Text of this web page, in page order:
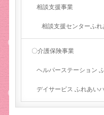
相談支援事業
相談支援センターふれ
〇介護保険事業
ヘルパーステーション
デイサービス ふれあい